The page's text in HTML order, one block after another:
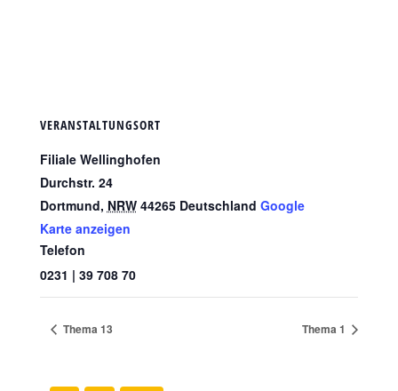
VERANSTALTUNGSORT
Filiale Wellinghofen
Durchstr. 24
Dortmund, NRW 44265 Deutschland Google
Karte anzeigen
Telefon
0231 | 39 708 70
Thema 13 Thema 1